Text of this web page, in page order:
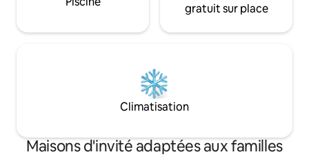
gratuit sur place
Climatisation
Maisons d'invité adaptées aux familles